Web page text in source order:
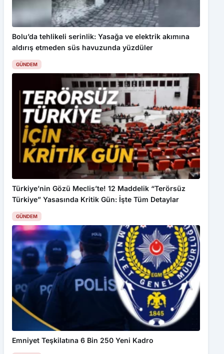
Bolu’da tehlikeli serinlik: Yasağa ve elektrik akımına
aldırış etmeden süs havuzunda yüzdüler
GÜNDEM
Türkiye’nin Gözü Meclis’te! 12 Maddelik “Terörsüz
Türkiye” Yasasında Kritik Gün: İşte Tüm Detaylar
GÜNDEM
Emniyet Teşkilatına 6 Bin 250 Yeni Kadro